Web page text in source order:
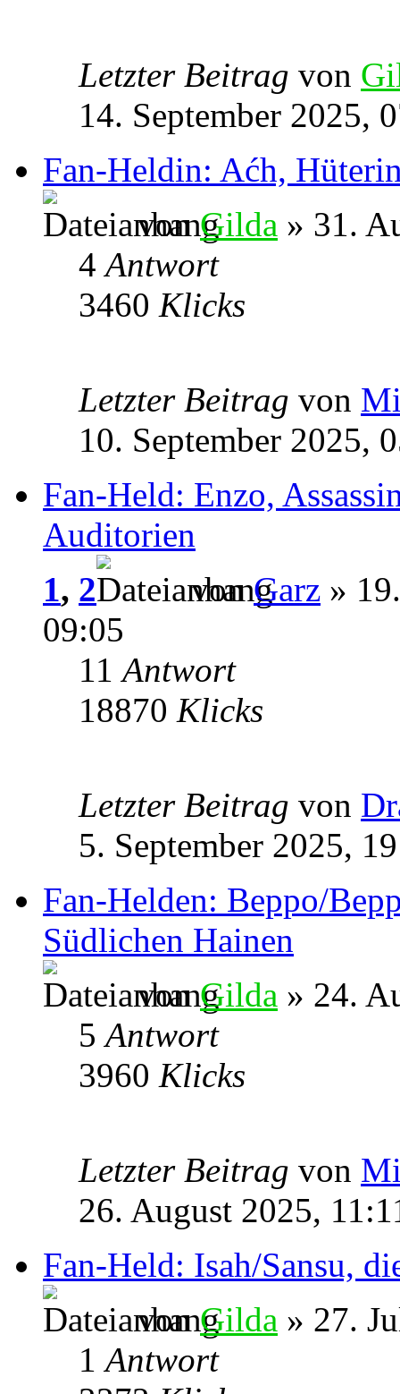
Letzter Beitrag von
14. September 2025,
Fan-Heldin: Aćh,
vonGilda » 31.
4Antwort
3460 Klicks
Letzter Beitrag von
10. September 2025,
Fan-Held: Enzo,
Auditorien
1, 2 vonGarz »
09:05
11Antwort
18870 Klicks
Letzter Beitrag von
5. September 2025,
Fan-Helden: Beppo/
Südlichen Hainen
vonGilda » 24.
5Antwort
3960 Klicks
Letzter Beitrag von
26. August 2025,
Fan-Held: Isah/Sansu,
vonGilda » 27.
1Antwort